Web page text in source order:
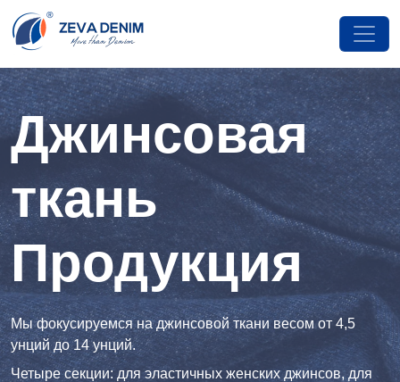
Джинсовая
ткань
Продукция
Мы фокусируемся на джинсовой ткани весом от 4,5
унций до 14 унций.
Четыре секции: для эластичных женских джинсов, для